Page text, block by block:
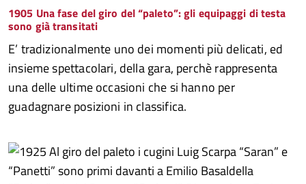
1905 Una fase del giro del “paleto”: gli equipaggi di testa
sono già transitati
E’ tradizionalmente uno dei momenti più delicati, ed
insieme spettacolari, della gara, perchè rappresenta
una delle ultime occasioni che si hanno per
guadagnare posizioni in classifica.